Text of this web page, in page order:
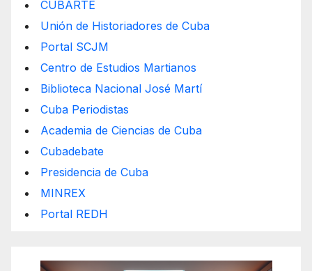
CUBARTE
Unión de Historiadores de Cuba
Portal SCJM
Centro de Estudios Martianos
Biblioteca Nacional José Martí
Cuba Periodistas
Academia de Ciencias de Cuba
Cubadebate
Presidencia de Cuba
MINREX
Portal REDH